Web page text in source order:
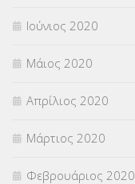
Ιούνιος 2020
Μάιος 2020
Απρίλιος 2020
Μάρτιος 2020
Φεβρουάριος 2020